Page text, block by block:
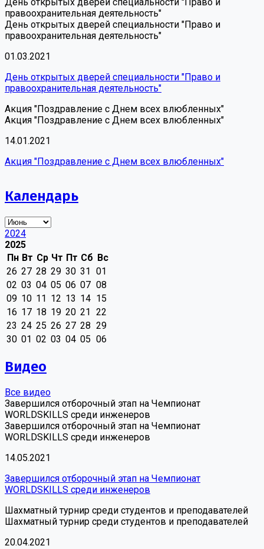
правоохранительная деятельность"
День открытых дверей специальности "Право и
правоохранительная деятельность"
01.03.2021
День открытых дверей специальности "Право и
правоохранительная деятельность"
Акция "Поздравление с Днем всех влюбленных"
Акция "Поздравление с Днем всех влюбленных"
14.01.2021
Акция "Поздравление с Днем всех влюбленных"
Календарь
2024
2025
Пн Вт Ср Чт Пт Сб Вс
26 27 28 29 30 31
01
02 03 04 05 06 07 08
09 10 11 12 13 14 15
16 17 18 19 20 21
22
23 24 25 26 27 28 29
30 01 02 03 04 05 06
Видео
Все видео
Завершился отборочный этап на Чемпионат
WORLDSKILLS среди инженеров
Завершился отборочный этап на Чемпионат
WORLDSKILLS среди инженеров
14.05.2021
Завершился отборочный этап на Чемпионат
WORLDSKILLS среди инженеров
Шахматный турнир среди студентов и преподавателей
Шахматный турнир среди студентов и преподавателей
20.04.2021